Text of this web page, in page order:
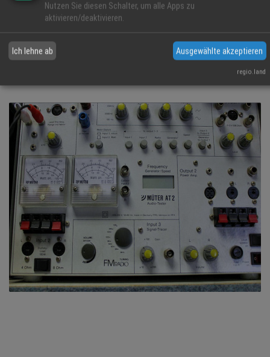
Nutzen Sie diesen Schalter, um alle Apps zu
aktivieren/deaktivieren.
Ich lehne ab Ausgewählte akzeptieren
regio.land